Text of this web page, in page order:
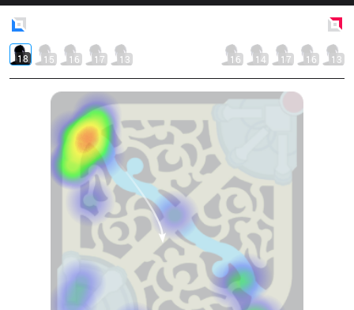
18 15 16 17 13 16 14 17 16 13